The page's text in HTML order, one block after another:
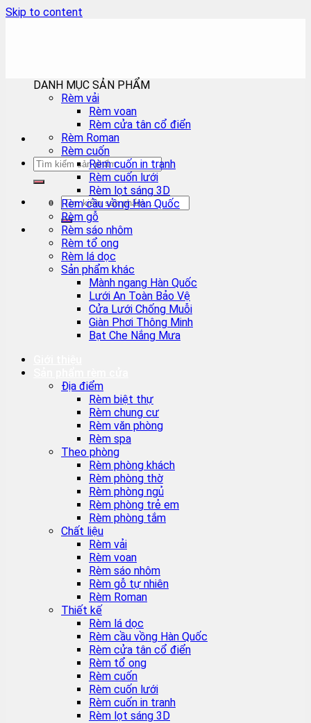
Skip to content
DANH MỤC SẢN PHẨM
Rèm vải
Rèm voan
Rèm cửa tân cổ điển
Rèm Roman
Rèm cuốn
Rèm cuốn in tranh
Rèm cuốn lưới
Rèm lọt sáng 3D
Rèm cầu vồng Hàn Quốc
Rèm gỗ
Rèm sáo nhôm
Rèm tổ ong
Rèm lá dọc
Sản phẩm khác
Mành ngang Hàn Quốc
Lưới An Toàn Bảo Vệ
Cửa Lưới Chống Muỗi
Giàn Phơi Thông Minh
Bạt Che Nắng Mưa
Địa điểm
Rèm biệt thự
Rèm chung cư
Rèm văn phòng
Rèm spa
Theo phòng
Rèm phòng khách
Rèm phòng thờ
Rèm phòng ngủ
Rèm phòng trẻ em
Rèm phòng tắm
Chất liệu
Rèm vải
Rèm voan
Rèm sáo nhôm
Rèm gỗ tự nhiên
Rèm Roman
Thiết kế
Rèm lá dọc
Rèm cầu vồng Hàn Quốc
Rèm cửa tân cổ điển
Rèm tổ ong
Rèm cuốn
Rèm cuốn lưới
Rèm cuốn in tranh
Rèm lọt sáng 3D